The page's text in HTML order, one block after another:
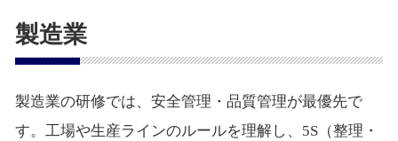
製造業
製造業の研修では、安全管理・品質管理が最優先で
す。工場や生産ラインのルールを理解し、5S（整理・